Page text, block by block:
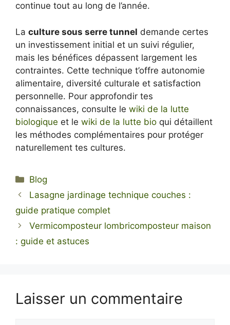
continue tout au long de l’année.
La culture sous serre tunnel demande certes
un investissement initial et un suivi régulier,
mais les bénéfices dépassent largement les
contraintes. Cette technique t’offre autonomie
alimentaire, diversité culturale et satisfaction
personnelle. Pour approfondir tes
connaissances, consulte le wiki de la lutte
biologique et le wiki de la lutte bio qui détaillent
les méthodes complémentaires pour protéger
naturellement tes cultures.
Catégories
Blog
Lasagne jardinage technique couches :
guide pratique complet
Vermicomposteur lombricomposteur maison
: guide et astuces
Laisser un commentaire